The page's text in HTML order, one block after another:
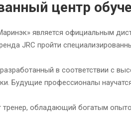
центр
является официальным
JRC пройти
в соответствии с
Будущие профессионалы
тренер, обладающий богатым